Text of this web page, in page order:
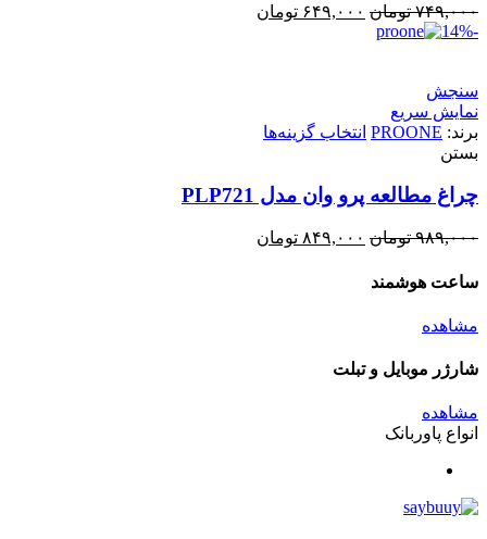
۷۴۹,۰۰۰ تومان ۶۴۹,۰۰۰ تومان
-14%
سنجش
نمایش سریع
برند: PROONE انتخاب گزینه‌ها
بستن
چراغ مطالعه پرو وان مدل PLP721
۹۸۹,۰۰۰ تومان ۸۴۹,۰۰۰ تومان
ساعت هوشمند
مشاهده
شارژر موبایل و تبلت
مشاهده
انواع پاوربانک